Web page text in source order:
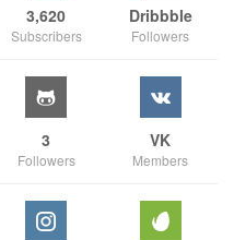
3,620
Subscribers
Dribbble
Followers
3
Followers
VK
Members